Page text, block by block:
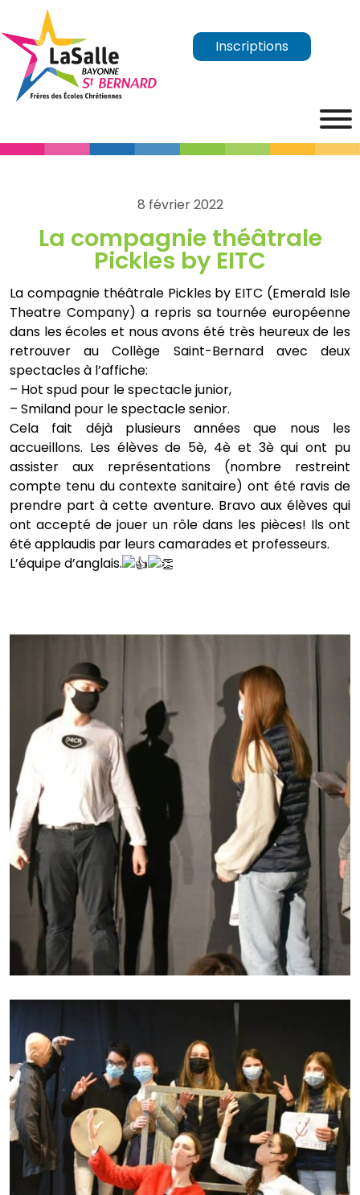
Inscriptions
8 février 2022
La compagnie théâtrale
Pickles by EITC
La compagnie théâtrale Pickles by EITC (Emerald Isle
Theatre Company) a repris sa tournée européenne
dans les écoles et nous avons été très heureux de les
retrouver au Collège Saint-Bernard avec deux
spectacles à l’affiche:
– Hot spud pour le spectacle junior,
– Smiland pour le spectacle senior.
Cela fait déjà plusieurs années que nous les
accueillons. Les élèves de 5è, 4è et 3è qui ont pu
assister aux représentations (nombre restreint
compte tenu du contexte sanitaire) ont été ravis de
prendre part à cette aventure. Bravo aux élèves qui
ont accepté de jouer un rôle dans les pièces! Ils ont
été applaudis par leurs camarades et professeurs.
L’équipe d’anglais.